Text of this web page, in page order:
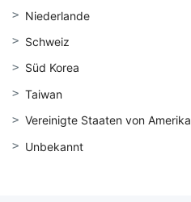
Niederlande
Schweiz
Süd Korea
Taiwan
Vereinigte Staaten von Amerika
Unbekannt